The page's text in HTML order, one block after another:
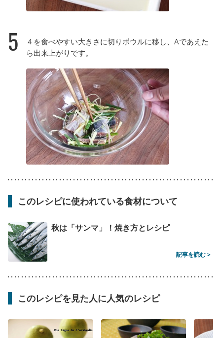
5
４を食べやすい大きさに切りボウルに移し、Aであえた
ら出来上がりです。
このレシピに使われている食材について
秋は「サンマ」！焼き方とレシピ
記事を読む >
このレシピを見た人に人気のレシピ